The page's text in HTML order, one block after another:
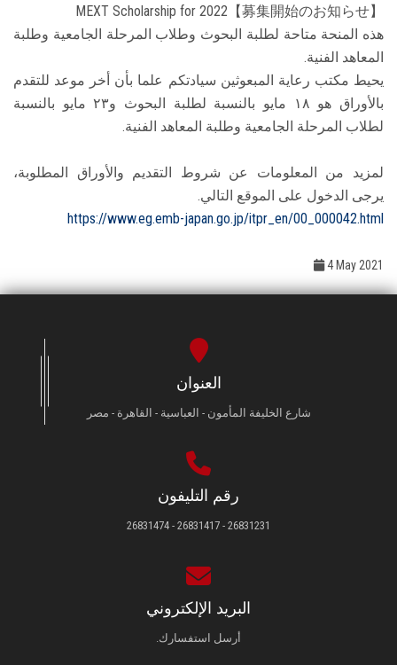
الموظفون
الزائـرون
سجل الان
MEXT Scholarship for 2022【募集開始のお知らせ】
هذه المنحة متاحة لطلبة البحوث وطلاب المرحلة الجامعية وطلبة
المعاهد الفنية.
يحيط مكتب رعاية المبعوثين سيادتكم علما بأن أخر موعد للتقدم
بالأوراق هو ١٨ مايو بالنسبة لطلبة البحوث و٢٣ مايو بالنسبة
لطلاب المرحلة الجامعية وطلبة المعاهد الفنية.
لمزيد من المعلومات عن شروط التقديم والأوراق المطلوبة،
يرجى الدخول على الموقع التالي.
https://www.eg.emb-japan.go.jp/itpr_en/00_000042.html
4 May 2021
العنوان
شارع الخليفة المأمون - العباسية - القاهرة - مصر
رقم التليفون
26831231 - 26831417 - 26831474
البريد الإلكتروني
أرسل استفسارك.